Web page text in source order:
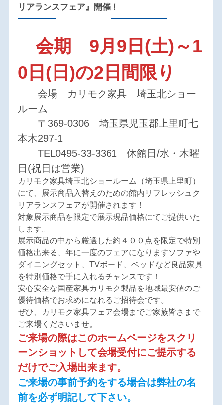
リアランスフェア』開催！
会期 9月9日(土)～1
0日(日)の2日間限り
会場 カリモク家具 埼玉北ショー
ルーム
〒369-0306 埼玉県児玉郡上里町七
本木297-1
TEL0495-33-3361 休館日/水・木曜
日(祝日は営業)
カリモク家具埼玉北ショールーム（埼玉県上里町）
にて、展示商品入替えのための館内リフレッシュク
リアランスフェアが開催されます！
対象展示商品を限定で展示現品価格にてご提供いた
します。
展示商品の中から厳選した約４００点を限定で特別
価格出来る、年に一度のフェアになりますソファや
ダイニングセット、TVボード、ベッドなど良品家具
を特別価格で手に入れるチャンスです！
安心安全な国産家具カリモク製品を地域最安値のご
優待価格でお求めになれるご招待会です。
ぜひ、カリモク家具フェア会場までご家族皆さまで
ご来場くださいませ。
ご来場の際はこのホームページをスクリ
ーンショットして会場受付にご提示する
だけでご入場出来ます。
ご来場の事前予約をする場合は弊社の名
前を必ず明記して下さい。